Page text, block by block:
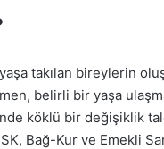
takılan bireylerin
belirli bir yaşa
köklü bir değişiklik
Bağ-Kur ve Emekli